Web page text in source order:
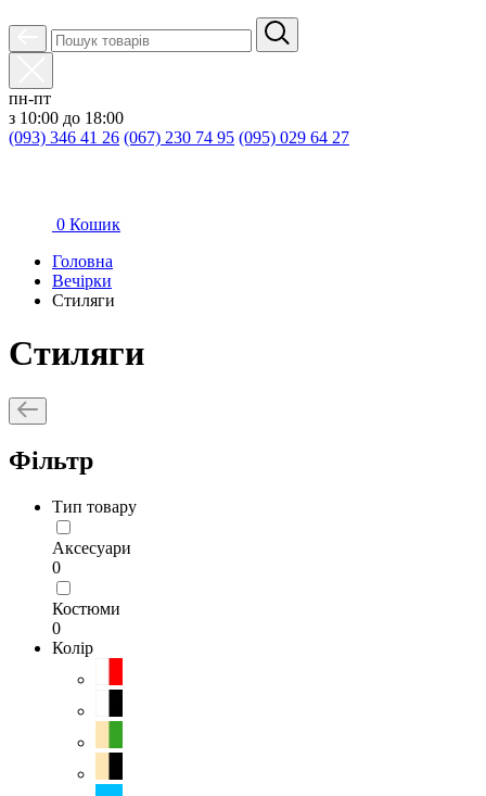
пн-пт
з 10:00 до 18:00
(093) 346 41 26 (067) 230 74 95 (095) 029 64 27
0 Кошик
Головна
Вечірки
Стиляги
Стиляги
Фільтр
Тип товару
Аксесуари
0
Костюми
0
Колір